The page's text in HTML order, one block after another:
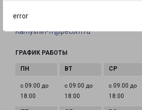
error
EMAIL
Kamyshin-fr@pecom.ru
ГРАФИК РАБОТЫ
с 09:00 до
18:00
с 09:00 до
18:00
с 09:00 до
18:00